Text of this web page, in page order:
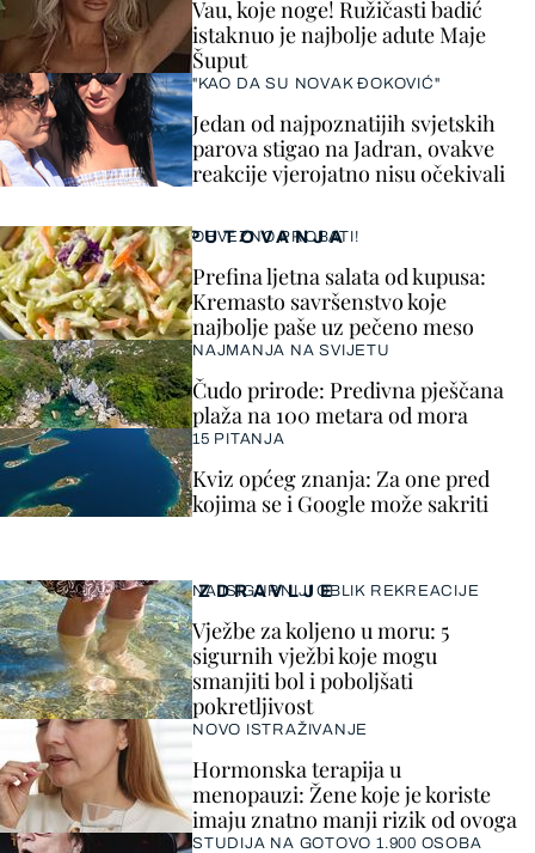
Vau, koje noge! Ružičasti badić
istaknuo je najbolje adute Maje
Šuput
"KAO DA SU NOVAK ĐOKOVIĆ"
Jedan od najpoznatijih svjetskih
parova stigao na Jadran, ovakve
reakcije vjerojatno nisu očekivali
ZDRAVLJE
NAJSIGURNIJI OBLIK REKREACIJE
Vježbe za koljeno u moru: 5
sigurnih vježbi koje mogu
smanjiti bol i poboljšati
pokretljivost
NOVO ISTRAŽIVANJE
Hormonska terapija u
menopauzi: Žene koje je koriste
imaju znatno manji rizik od ovoga
STUDIJA NA GOTOVO 1.900 OSOBA
PUTOVANJA
OBVEZNO PROBATI!
Prefina ljetna salata od kupusa:
Kremasto savršenstvo koje
najbolje paše uz pečeno meso
NAJMANJA NA SVIJETU
Čudo prirode: Predivna pješčana
plaža na 100 metara od mora
15 PITANJA
Kviz općeg znanja: Za one pred
kojima se i Google može sakriti